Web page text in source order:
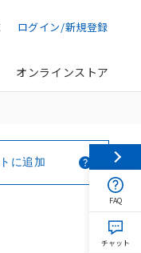
ログイン/新規登録
オンラインストア
に追加
FAQ
チャット